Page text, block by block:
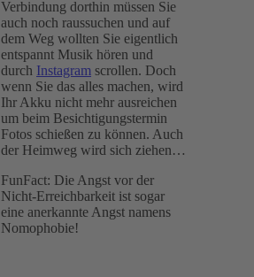
Verbindung dorthin müssen Sie
auch noch raussuchen und auf
dem Weg wollten Sie eigentlich
entspannt Musik hören und
durch Instagram scrollen. Doch
wenn Sie das alles machen, wird
Ihr Akku nicht mehr ausreichen
um beim Besichtigungstermin
Fotos schießen zu können. Auch
der Heimweg wird sich ziehen…
FunFact: Die Angst vor der
Nicht-Erreichbarkeit ist sogar
eine anerkannte Angst namens
Nomophobie!